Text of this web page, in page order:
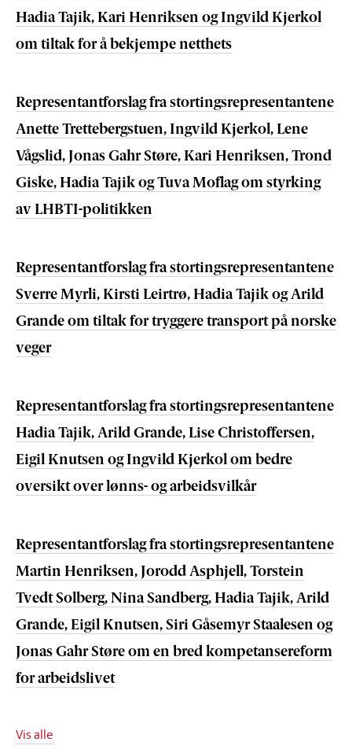
Hadia Tajik, Kari Henriksen og Ingvild Kjerkol
om tiltak for å bekjempe netthets
Representantforslag fra stortingsrepresentantene
Anette Trettebergstuen, Ingvild Kjerkol, Lene
Vågslid, Jonas Gahr Støre, Kari Henriksen, Trond
Giske, Hadia Tajik og Tuva Moflag om styrking
av LHBTI-politikken
Representantforslag fra stortingsrepresentantene
Sverre Myrli, Kirsti Leirtrø, Hadia Tajik og Arild
Grande om tiltak for tryggere transport på norske
veger
Representantforslag fra stortingsrepresentantene
Hadia Tajik, Arild Grande, Lise Christoffersen,
Eigil Knutsen og Ingvild Kjerkol om bedre
oversikt over lønns- og arbeidsvilkår
Representantforslag fra stortingsrepresentantene
Martin Henriksen, Jorodd Asphjell, Torstein
Tvedt Solberg, Nina Sandberg, Hadia Tajik, Arild
Grande, Eigil Knutsen, Siri Gåsemyr Staalesen og
Jonas Gahr Støre om en bred kompetansereform
for arbeidslivet
Vis alle